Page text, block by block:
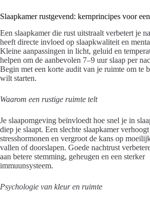
Slaapkamer rustgevend: kernprincipes voor
Een slaapkamer die rust uitstraalt verbetert je
heeft directe invloed op slaapkwaliteit en
Kleine aanpassingen in licht, geluid en
helpen om de aanbevolen 7–9 uur slaap per
Begin met een korte audit van je ruimte om te
wilt starten.
Waarom een rustige ruimte telt
Je slaapomgeving beïnvloedt hoe snel je in
diep je slaapt. Een slechte slaapkamer verhoogt
stresshormonen en vergroot de kans op
vallen of doorslapen. Goede nachtrust
aan betere stemming, geheugen en een sterker
immuunsysteem.
Psychologie van kleur en ruimte